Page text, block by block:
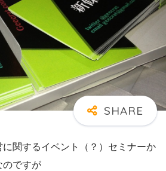
関するイベント（？）セミナーか
のですが